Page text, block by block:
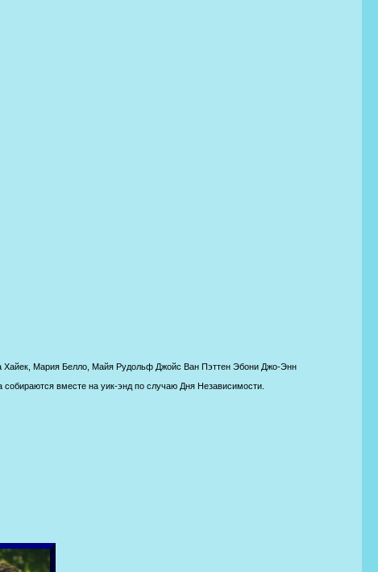
Мария Белло, Майя Рудольф Джойс Ван Пэттен Эбони Джо-Энн
вместе на уик-энд по случаю Дня Независимости.